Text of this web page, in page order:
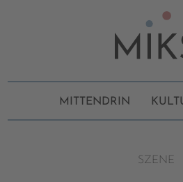
MITTENDRIN
SZENE